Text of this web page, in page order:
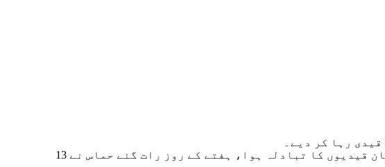
غیر ملکی میڈیا رپورٹس کے مطابق غزہ جنگ میں وقفے کے دوسرے روز بھی حماس اور اسرائیل کے درمیان قیدیوں کا تبادلہ ہوا، ہفتے کے روز رات گئے حماس نے 13